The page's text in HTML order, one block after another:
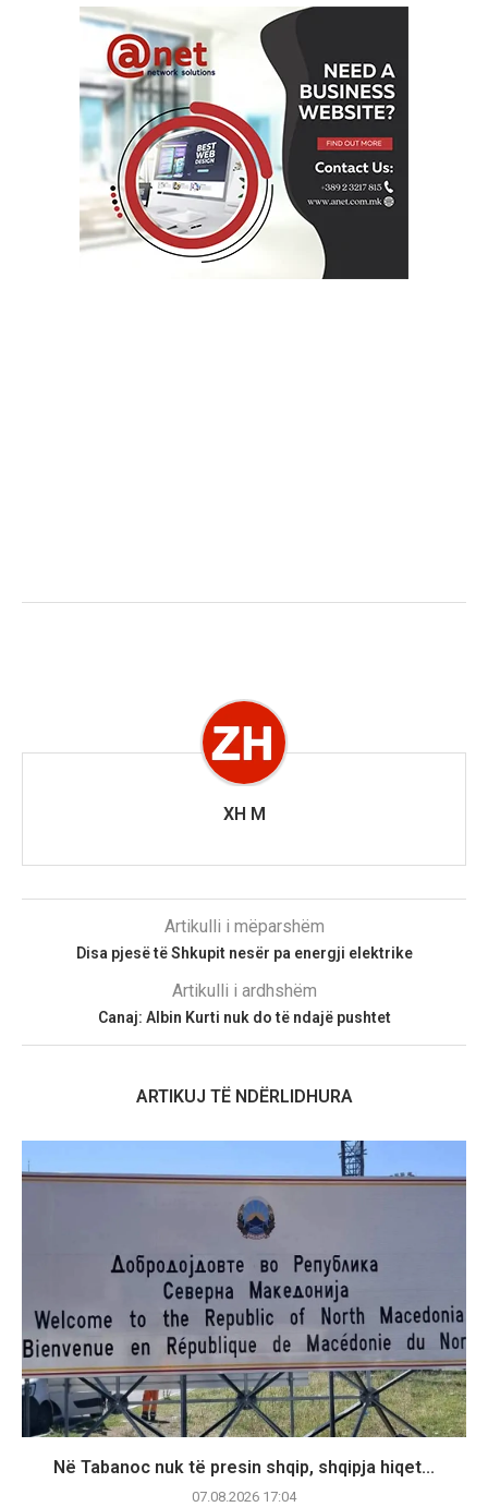
XH M
Artikulli i mëparshëm
Disa pjesë të Shkupit nesër pa energji elektrike
Artikulli i ardhshëm
Canaj: Albin Kurti nuk do të ndajë pushtet
ARTIKUJ TË NDËRLIDHURA
Në Tabanoc nuk të presin shqip, shqipja hiqet...
07.08.2026 17:04